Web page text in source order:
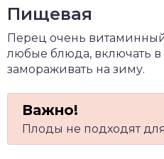
Пищевая
Перец очень
любые блюда, включать в
замораживать на зиму.
Плоды не подходят